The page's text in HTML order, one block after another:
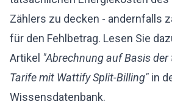
Zählers zu decken - andernfalls
für den Fehlbetrag. Lesen Sie
Artikel "Abrechnung auf Basis
Tarife mit Wattify Split-Billing" in
Wissensdatenbank.